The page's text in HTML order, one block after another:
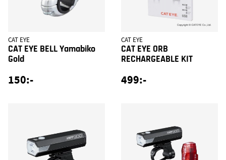
CAT EYE
CAT EYE BELL Yamabiko
Gold
150:-
CAT EYE
CAT EYE ORB
RECHARGEABLE KIT
499:-